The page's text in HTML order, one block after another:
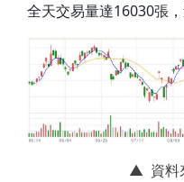
全天交易量達16030張，
▲ 資料